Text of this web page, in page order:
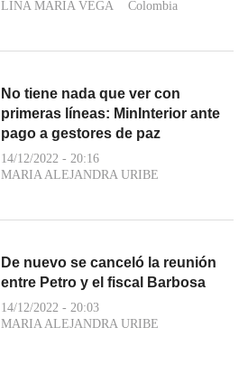
LINA MARÍA VEGA
Colombia
No tiene nada que ver con
primeras líneas: MinInterior ante
pago a gestores de paz
14/12/2022 - 20:16
MARIA ALEJANDRA URIBE
De nuevo se canceló la reunión
entre Petro y el fiscal Barbosa
14/12/2022 - 20:03
MARIA ALEJANDRA URIBE